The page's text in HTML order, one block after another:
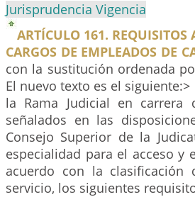
Jurisprudencia Vigencia
ARTÍCULO 161. REQUISITOS
CARGOS DE EMPLEADOS DE
con la sustitución ordenada
El nuevo texto es el
la Rama Judicial en carrera
señalados en las
Consejo Superior de la
especialidad para el acceso y
acuerdo con la clasificación
servicio, los siguientes